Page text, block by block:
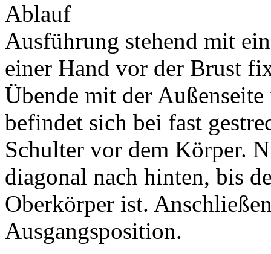
Ablauf
Ausführung stehend mit
einer Hand vor der Brust
Übende mit der
befindet sich bei fast
Schulter vor dem Körper.
diagonal nach hinten, bis
Oberkörper ist.
Ausgangsposition.